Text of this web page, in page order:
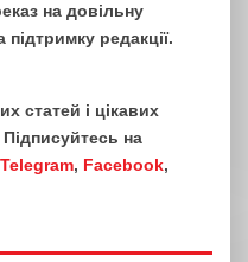
на довільну
підтримку редакції.
статей і цікавих
на
Telegram, Facebook,